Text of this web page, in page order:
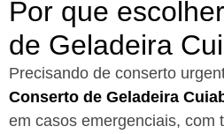
Por que
de Geladeira
Precisando de conserto
Conserto de Geladeira
em casos emergenciais, com